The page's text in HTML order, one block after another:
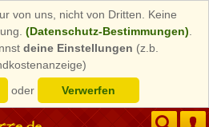
von uns, nicht von Dritten. Keine
(Datenschutz-Bestimmungen)
deine Einstellungen (z.b.
oder Verwerfen